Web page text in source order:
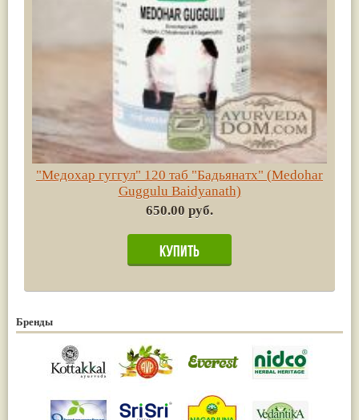
"Медохар гуггул" 120 таб "Бадьянатх" (Medohar
Guggulu Baidyanath)
650.00 руб.
Бренды